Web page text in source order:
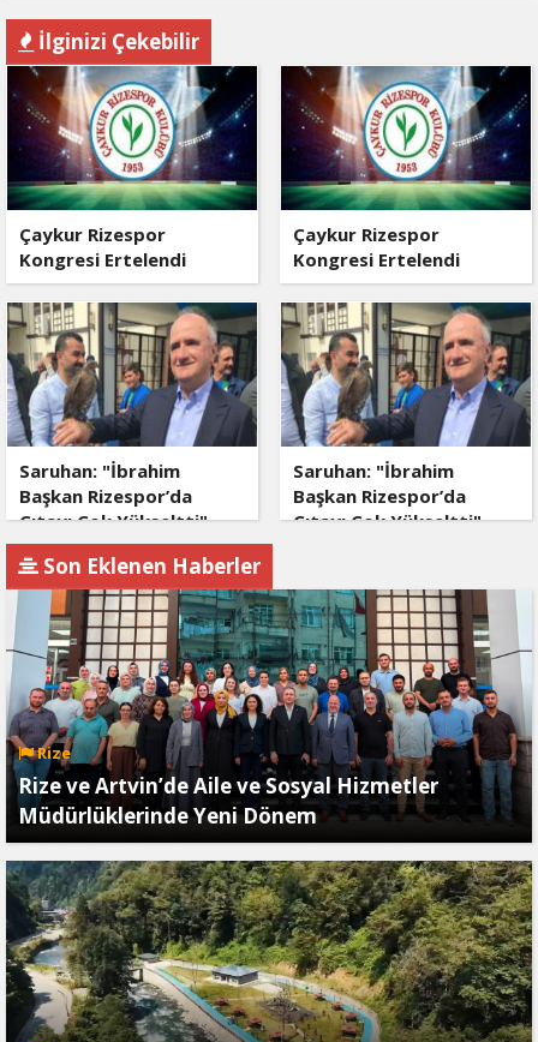
İlginizi Çekebilir
Çaykur Rizespor
Kongresi Ertelendi
Çaykur Rizespor
Kongresi Ertelendi
Saruhan: "İbrahim
Başkan Rizespor’da
Çıtayı Çok Yükseltti"
Saruhan: "İbrahim
Başkan Rizespor’da
Çıtayı Çok Yükseltti"
Son Eklenen Haberler
Rize
Rize ve Artvin’de Aile ve Sosyal Hizmetler
Müdürlüklerinde Yeni Dönem